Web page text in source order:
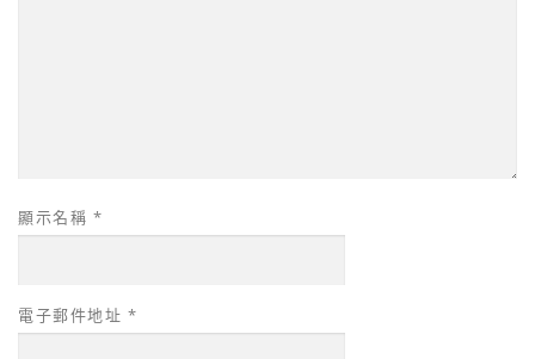
顯示名稱 *
電子郵件地址 *